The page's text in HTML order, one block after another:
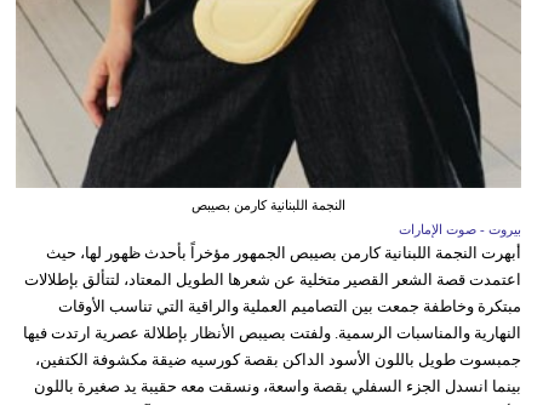
النجمة اللبنانية كارمن بصيبص
بيروت - صوت الإمارات
أبهرت النجمة اللبنانية كارمن بصيبص الجمهور مؤخراً بأحدث ظهور لها، حيث
اعتمدت قصة الشعر القصير متخلية عن شعرها الطويل المعتاد، لتتألق بإطلالات
مبتكرة وخاطفة جمعت بين التصاميم العملية والراقية التي تناسب الأوقات
النهارية والمناسبات الرسمية. ولفتت بصيبص الأنظار بإطلالة عصرية ارتدت فيها
جمبسوت طويل باللون الأسود الداكن بقصة كورسيه ضيقة مكشوفة الكتفين،
بينما انسدل الجزء السفلي بقصة واسعة، ونسقت معه حقيبة يد صغيرة باللون